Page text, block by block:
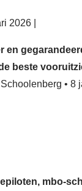
2026 |
en
beste
Schoolenberg • 8
mbo-